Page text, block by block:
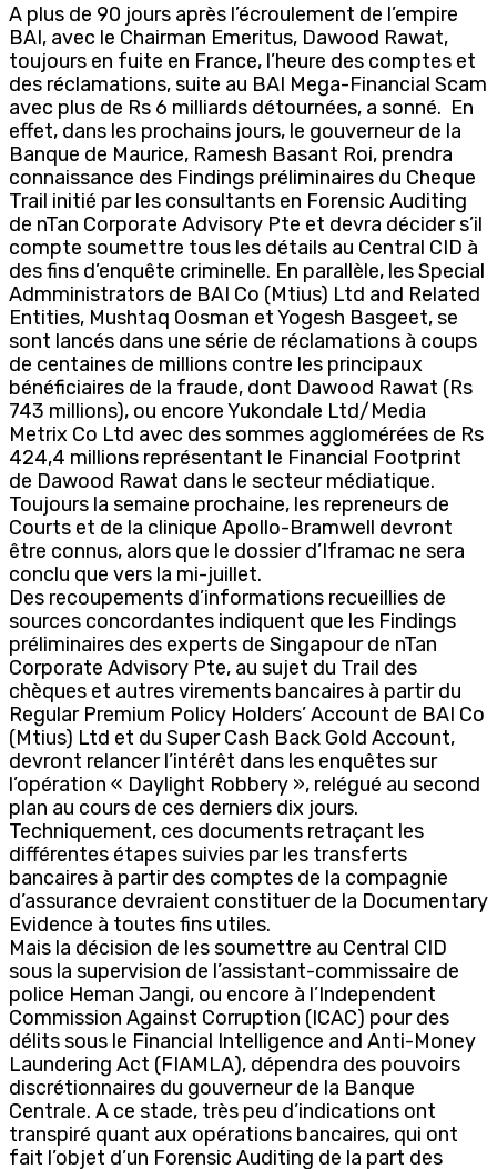
A plus de 90 jours après l’écroulement de l’empire
BAI, avec le Chairman Emeritus, Dawood Rawat,
toujours en fuite en France, l’heure des comptes et
des réclamations, suite au BAI Mega-Financial Scam
avec plus de Rs 6 milliards détournées, a sonné. En
effet, dans les prochains jours, le gouverneur de la
Banque de Maurice, Ramesh Basant Roi, prendra
connaissance des Findings préliminaires du Cheque
Trail initié par les consultants en Forensic Auditing
de nTan Corporate Advisory Pte et devra décider s’il
compte soumettre tous les détails au Central CID à
des fins d’enquête criminelle. En parallèle, les Special
Admministrators de BAI Co (Mtius) Ltd and Related
Entities, Mushtaq Oosman et Yogesh Basgeet, se
sont lancés dans une série de réclamations à coups
de centaines de millions contre les principaux
bénéficiaires de la fraude, dont Dawood Rawat (Rs
743 millions), ou encore Yukondale Ltd/Media
Metrix Co Ltd avec des sommes agglomérées de Rs
424,4 millions représentant le Financial Footprint
de Dawood Rawat dans le secteur médiatique.
Toujours la semaine prochaine, les repreneurs de
Courts et de la clinique Apollo-Bramwell devront
être connus, alors que le dossier d’Iframac ne sera
conclu que vers la mi-juillet.
Des recoupements d’informations recueillies de
sources concordantes indiquent que les Findings
préliminaires des experts de Singapour de nTan
Corporate Advisory Pte, au sujet du Trail des
chèques et autres virements bancaires à partir du
Regular Premium Policy Holders’ Account de BAI Co
(Mtius) Ltd et du Super Cash Back Gold Account,
devront relancer l’intérêt dans les enquêtes sur
l’opération « Daylight Robbery », relégué au second
plan au cours de ces derniers dix jours.
Techniquement, ces documents retraçant les
différentes étapes suivies par les transferts
bancaires à partir des comptes de la compagnie
d’assurance devraient constituer de la Documentary
Evidence à toutes fins utiles.
Mais la décision de les soumettre au Central CID
sous la supervision de l’assistant-commissaire de
police Heman Jangi, ou encore à l’Independent
Commission Against Corruption (ICAC) pour des
délits sous le Financial Intelligence and Anti-Money
Laundering Act (FIAMLA), dépendra des pouvoirs
discrétionnaires du gouverneur de la Banque
Centrale. A ce stade, très peu d’indications ont
transpiré quant aux opérations bancaires, qui ont
fait l’objet d’un Forensic Auditing de la part des